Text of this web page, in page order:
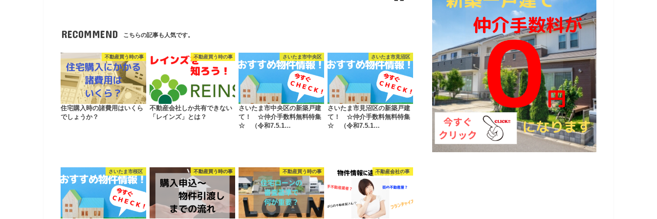
RECOMMEND こちらの記事も人気です。
不動産買う時の事
住宅購入時の諸費用はいくら
でしょうか？
不動産買う時の事
不動産会社しか共有できない
「レインズ」とは？
さいたま市中央区
さいたま市中央区の新築戸建
て！ ☆仲介手数料無料特集
☆ （令和7.5.1…
さいたま市見沼区
さいたま市見沼区の新築戸建
て！ ☆仲介手数料無料特集
☆ （令和7.5.1…
さいたま市桜区 不動産買う時の事 不動産買う時の事 不動産会社の事